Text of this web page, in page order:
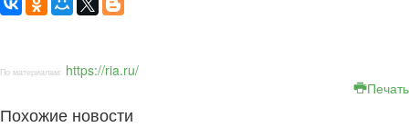
По материалам: https://ria.ru/
Печать
Похожие новости